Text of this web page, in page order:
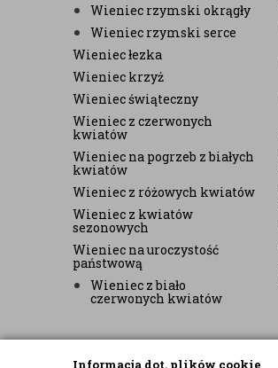
Informacja dot. plików cookie
Wieniec rzymski okrągły
Wieniec rzymski serce
Wieniec łezka
Wieniec krzyż
Wieniec świąteczny
Wieniec z czerwonych
kwiatów
Wieniec na pogrzeb z białych
kwiatów
Wieniec z różowych kwiatów
Wieniec z kwiatów
sezonowych
Wieniec na uroczystość
państwową
Wieniec z biało
czerwonych kwiatów